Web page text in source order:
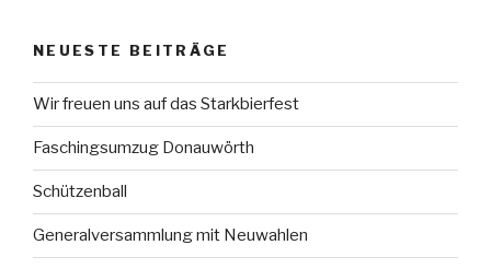
NEUESTE BEITRÄGE
Wir freuen uns auf das Starkbierfest
Faschingsumzug Donauwörth
Schützenball
Generalversammlung mit Neuwahlen